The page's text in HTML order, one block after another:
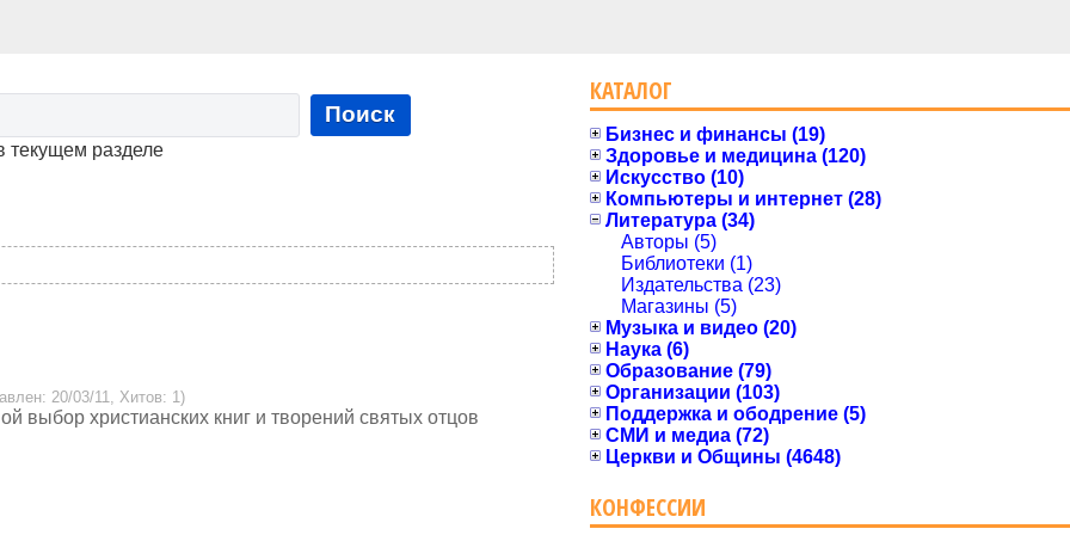
Поиск
текущем разделе
20/03/11, Хитов: 1)
выбор христианских книг и творений святых отцов
КАТАЛОГ
Бизнес и финансы (19)
Здоровье и медицина (120)
Искусство (10)
Компьютеры и интернет (28)
Литература (34)
Авторы (5)
Библиотеки (1)
Издательства (23)
Магазины (5)
Музыка и видео (20)
Наука (6)
Образование (79)
Организации (103)
Поддержка и ободрение (5)
СМИ и медиа (72)
Церкви и Общины (4648)
КОНФЕССИИ